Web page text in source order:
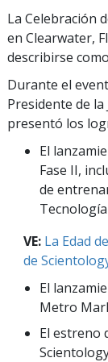
La Celebración
en Clearwater,
describirse
Durante el
Presidente de
presentó los
El
Fase II,
de
Tecnología
VE: La Edad
de
El
Metro
El estreno